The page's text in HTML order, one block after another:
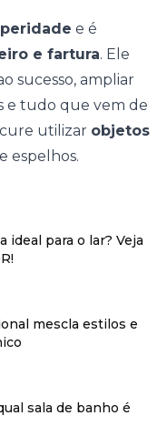
e é
e fartura. Ele
sucesso, ampliar
e tudo que vem de
utilizar objetos
espelhos.
ideal para o lar? Veja
mescla estilos e
sala de banho é